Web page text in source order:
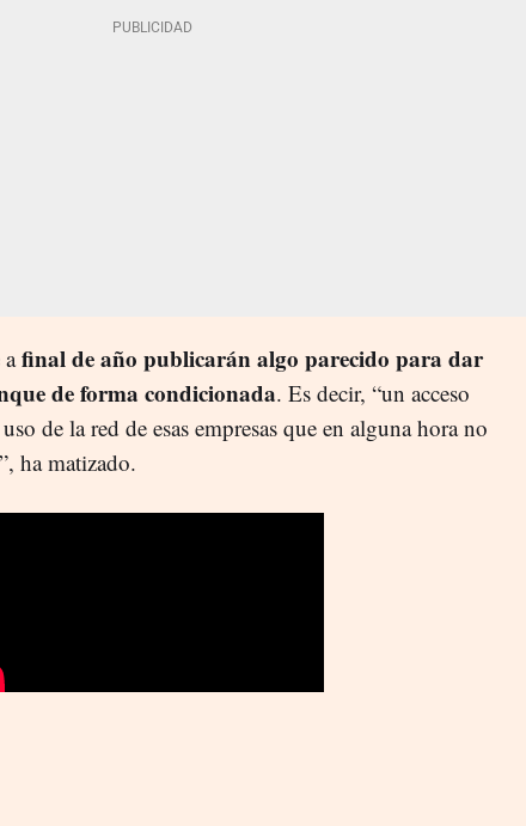
final de año publicarán algo parecido para dar
de forma condicionada. Es decir, “un acceso
de la red de esas empresas que en alguna hora no
ha matizado.